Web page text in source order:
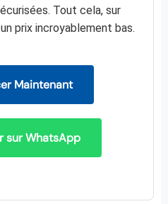
Tout cela, sur
prix incroyablement bas.
Maintenant
sur WhatsApp